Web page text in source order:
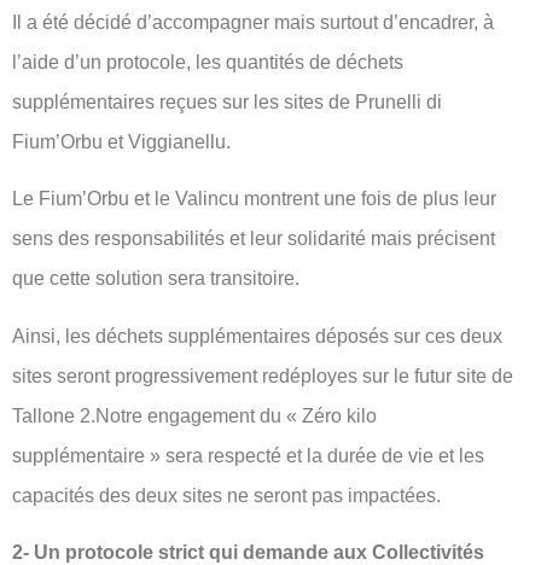
Il a été décidé d’accompagner mais surtout d’encadrer, à
l’aide d’un protocole, les quantités de déchets
supplémentaires reçues sur les sites de Prunelli di
Fium’Orbu et Viggianellu.
Le Fium’Orbu et le Valincu montrent une fois de plus leur
sens des responsabilités et leur solidarité mais précisent
que cette solution sera transitoire.
Ainsi, les déchets supplémentaires déposés sur ces deux
sites seront progressivement redéployes sur le futur site de
Tallone 2.Notre engagement du « Zéro kilo
supplémentaire » sera respecté et la durée de vie et les
capacités des deux sites ne seront pas impactées.
2- Un protocole strict qui demande aux Collectivités